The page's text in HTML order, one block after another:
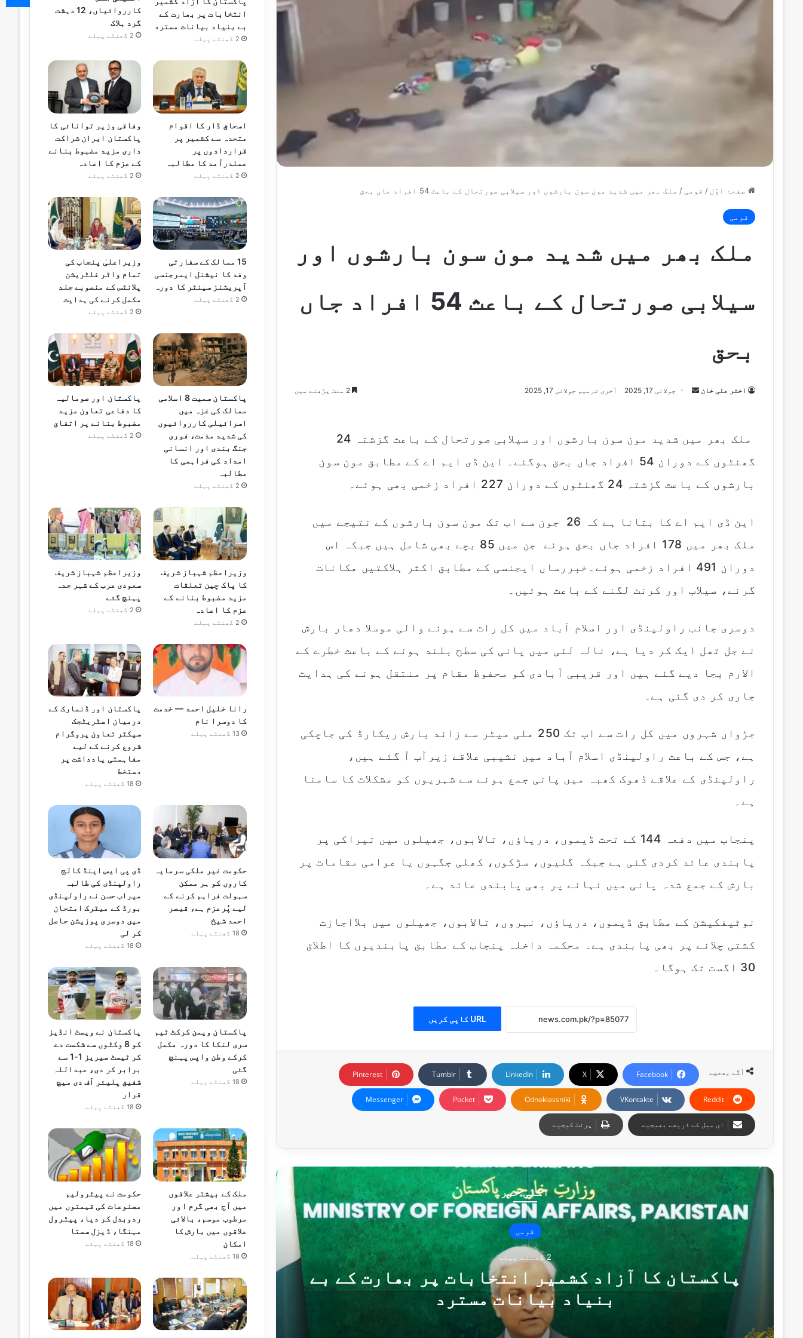
صفحۂ اوّل / قومی / ملک بھر میں شدید مون سون بارشوں اور سیلابی صورتحال کے باعث 54 افراد جاں بحق
قومی
ملک بھر میں شدید مون سون بارشوں اور
سیلابی صورتحال کے باعث 54 افراد جاں
بحق
اختر علی خان
S
n
m
جولائی 17, 2025 آخری ترمیم جولائی 17, 2025
ملک بھر میں شدید مون سون بارشوں اور سیلابی صورتحال کے باعث گزشتہ 24
گھنٹوں کے دوران 54 افراد جاں بحق ہوگئے۔ این ڈی ایم اے کے مطابق مون سون
بارشوں کے باعث گزشتہ 24 گھنٹوں کے دوران 227 افراد زخمی بھی ہوئے۔
این ڈی ایم اے کا بتانا ہے کہ 26 جون سے اب تک مون سون بارشوں کے نتیجے میں
ملک بھر میں 178 افراد جاں بحق ہوئے جن میں 85 بچے بھی شامل ہیں جبکہ اس
دوران 491 افراد زخمی ہوئے۔خبررساں ایجنسی کے مطابق اکثر ہلاکتیں مکانات
گرنے، سیلاب اور کرنٹ لگنے کے باعث ہوئیں۔
دوسری جانب راولپنڈی اور اسلام آباد میں کل رات سے ہونے والی موسلا دھار بارش
نے جل تھل ایک کر دیا ہے، نالہ لئی میں پانی کی سطح بلند ہونے کے باعث خطرے کے
الارم بجا دیے گئے ہیں اور قریبی آبادی کو محفوظ مقام پر منتقل ہونے کی ہدایت
جاری کر دی گئی ہے۔
جڑواں شہروں میں کل رات سے اب تک 250 ملی میٹر سے زائد بارش ریکارڈ کی جاچکی
ہے، جس کے باعث راولپنڈی اسلام آباد میں نشیبی علاقے زیرآب آ گئے ہیں،
راولپنڈی کے علاقے ڈھوک کھبہ میں پانی جمع ہونے سے شہریوں کو مشکلات کا سامنا
ہے۔
پنجاب میں دفعہ 144 کے تحت ڈیموں، دریاؤں، تالابوں، جھیلوں میں تیراکی پر
پابندی عائد کردی گئی ہے جبکہ گلیوں، سڑکوں، کھلی جگہوں یا عوامی مقامات پر
بارش کے جمع شدہ پانی میں نہانے پر بھی پابندی عائد ہے۔
نوٹیفکیشن کے مطابق ڈیموں، دریاؤں، نہروں، تالابوں، جھیلوں میں بلااجازت
کشتی چلانے پر بھی پابندی ہے۔ محکمہ داخلہ پنجاب کے مطابق پابندیوں کا اطلاق
30 اگست تک ہوگا۔
URL کاپی کریں
آگے بھجیے Facebook
X
LinkedIn
Tumblr
Pinterest
Reddit
VKontakte
Odnoklassniki
Pocket
Messenger
ای میل کے ذریعے بھیجیے پرنٹ کیجیے
اگلی خبر
قومی
2 گھنٹے پہلے
پاکستان کا آزاد کشمیر انتخابات پر بھارت کے بے
بنیاد بیانات مسترد
انتخابات پر بھارت کے
بے بنیاد بیانات مسترد
2 گھنٹے پہلے
کارروائیاں، 12 دہشت
گرد ہلاک
2 گھنٹے پہلے
اسحاق ڈار کا اقوام
متحدہ سے کشمیر پر
قراردادوں پر
عملدرآمد کا مطالبہ
2 گھنٹے پہلے
وفاقی وزیر توانائی کا
پاکستان ایران شراکت
داری مزید مضبوط بنانے
کے عزم کا اعادہ
2 گھنٹے پہلے
15 ممالک کے سفارتی
وفد کا نیشنل ایمرجنسی
آپریشنز سینٹر کا دورہ
2 گھنٹے پہلے
وزیراعلیٰ پنجاب کی
تمام واٹر فلٹریشن
پلانٹس کے منصوبے جلد
مکمل کرنے کی ہدایت
2 گھنٹے پہلے
پاکستان سمیت 8 اسلامی
ممالک کی غزہ میں
اسرائیلی کارروائیوں
کی شدید مذمت، فوری
جنگ بندی اور انسانی
امداد کی فراہمی کا
مطالبہ
2 گھنٹے پہلے
پاکستان اور صومالیہ
کا دفاعی تعاون مزید
مضبوط بنانے پر اتفاق
2 گھنٹے پہلے
وزیراعظم شہباز شریف
کا پاک چین تعلقات
مزید مضبوط بنانے کے
عزم کا اعادہ
2 گھنٹے پہلے
وزیراعظم شہباز شریف
سعودی عرب کے شہر جدہ
پہنچ گئے
2 گھنٹے پہلے
رانا خلیل احمد — خدمت
کا دوسرا نام
13 گھنٹے پہلے
پاکستان اور ڈنمارک کے
درمیان اسٹریٹجک
سیکٹر تعاون پروگرام
شروع کرنے کے لیے
مفاہمتی یادداشت پر
دستخط
18 گھنٹے پہلے
حکومت غیر ملکی سرمایہ
کاروں کو ہر ممکن
سہولت فراہم کرنے کے
لیے پُرعزم ہے، قیصر
احمد شیخ
18 گھنٹے پہلے
ڈی پی ایس اینڈ کالج
راولپنڈی کی طالبہ
میراب حسن نے راولپنڈی
بورڈ کے میٹرک امتحان
میں دوسری پوزیشن حاصل
کر لی
18 گھنٹے پہلے
پاکستان ویمن کرکٹ ٹیم
سری لنکا کا دورہ مکمل
کرکے وطن واپس پہنچ
گئی
18 گھنٹے پہلے
پاکستان نے ویسٹ انڈیز
کو 8 وکٹوں سے شکست دے
کر ٹیسٹ سیریز 1-1 سے
برابر کر دی، عبداللہ
شفیق پلیئر آف دی میچ
قرار
18 گھنٹے پہلے
ملک کے بیشتر علاقوں
میں آج بھی گرم اور
مرطوب موسم، بالائی
علاقوں میں بارش کا
امکان
18 گھنٹے پہلے
حکومت نے پیٹرولیم
مصنوعات کی قیمتوں میں
ردوبدل کر دیا، پیٹرول
مہنگا، ڈیزل سستا
18 گھنٹے پہلے